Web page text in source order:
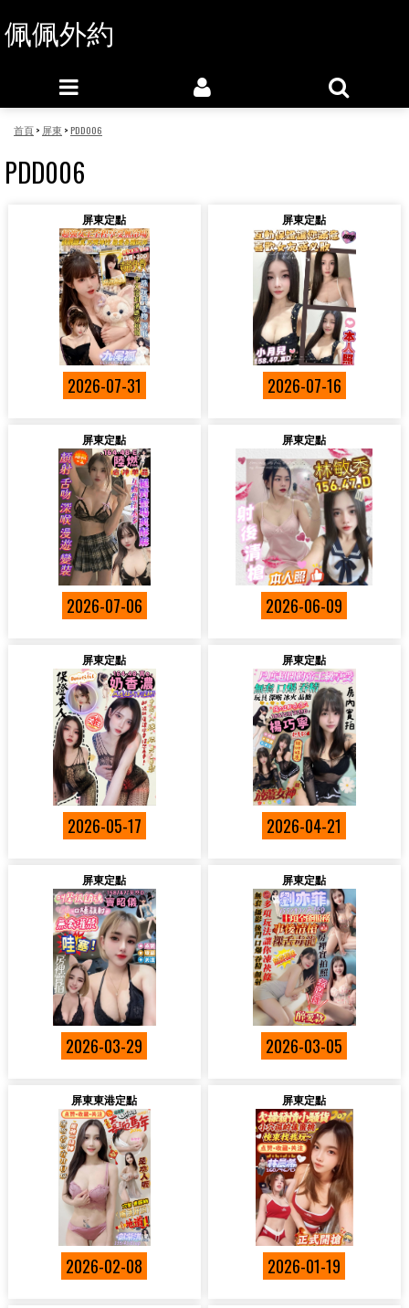
佩佩外約
首頁> 屏東 >PDD006
PDD006
屏東定點
2026-07-31
屏東定點
2026-07-16
屏東定點
2026-07-06
屏東定點
2026-06-09
屏東定點
2026-05-17
屏東定點
2026-04-21
屏東定點
2026-03-29
屏東定點
2026-03-05
屏東東港定點
2026-02-08
屏東定點
2026-01-19